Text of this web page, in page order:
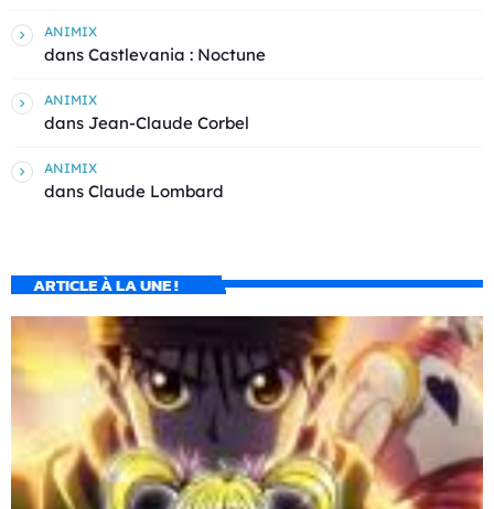
ANIMIX
dans Castlevania : Noctune
ANIMIX
dans Jean-Claude Corbel
ANIMIX
dans Claude Lombard
ARTICLE À LA UNE !